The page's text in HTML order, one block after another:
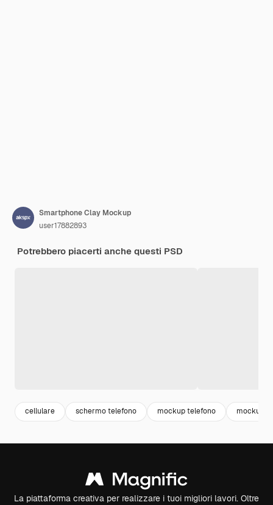
Smartphone Clay Mockup
user17882893
Potrebbero piacerti anche questi PSD
cellulare schermo telefono mockup telefono mockup
La piattaforma creativa per realizzare i tuoi migliori lavori. Oltre